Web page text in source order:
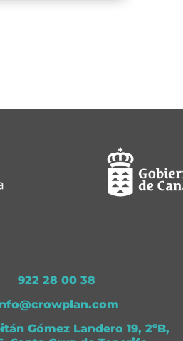
922 28 00 38
Gómez Landero 19, 2ºB,